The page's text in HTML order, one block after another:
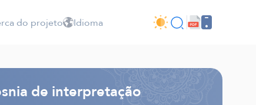
do projeto Idioma
de interpretação